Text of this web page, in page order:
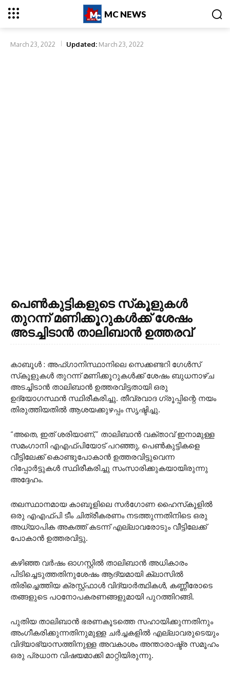
MC NEWS
March 23, 2022 Updated: March 23, 2022
പെൺകുട്ടികളുടെ സ്‌കൂളുകൾ
തുറന്ന് മണിക്കൂറുകൾക്ക് ശേഷം
അടച്ചിടാൻ താലിബാൻ ഉത്തരവ്
കാബൂൾ : അഫ്ഗാനിസ്ഥാനിലെ സെക്കണ്ടറി ഗേൾസ്
സ്‌കൂളുകൾ തുറന്ന് മണിക്കൂറുകൾക്ക് ശേഷം ബുധനാഴ്ച
അടച്ചിടാൻ താലിബാൻ ഉത്തരവിട്ടതായി ഒരു
ഉദ്യോഗസ്ഥൻ സ്ഥിരീകരിച്ചു. തീവ്രവാദ ഗ്രൂപ്പിന്റെ നയം
തിരുത്തിയതിൽ ആശയക്കുഴപ്പം സൃഷ്ടിച്ചു.
“അതെ, ഇത് ശരിയാണ്,” താലിബാൻ വക്താവ് ഇനാമുള്ള
സമംഗാനി എഎഫ്‌പിയോട് പറഞ്ഞു, പെൺകുട്ടികളെ
വീട്ടിലേക്ക് കൊണ്ടുപോകാൻ ഉത്തരവിട്ടുവെന്ന
റിപ്പോർട്ടുകൾ സ്ഥിരീകരിച്ചു സംസാരിക്കുകയായിരുന്നു
അദ്ദേഹം.
തലസ്ഥാനമായ കാബൂളിലെ സർഗോണ ഹൈസ്‌കൂളിൽ
ഒരു എഎഫ്‌പി ടീം ചിത്രീകരണം നടത്തുന്നതിനിടെ ഒരു
അധ്യാപിക അകത്ത് കടന്ന് എല്ലാവരോടും വീട്ടിലേക്ക്
പോകാൻ ഉത്തരവിട്ടു.
കഴിഞ്ഞ വർഷം ഓഗസ്റ്റിൽ താലിബാൻ അധികാരം
പിടിച്ചെടുത്തതിനുശേഷം ആദ്യമായി ക്ലാസിൽ
തിരിച്ചെത്തിയ ക്രസ്റ്റ്ഫാൾ വിദ്യാർത്ഥികൾ, കണ്ണീരോടെ
തങ്ങളുടെ പഠനോപകരണങ്ങളുമായി പുറത്തിറങ്ങി.
പുതിയ താലിബാൻ ഭരണകൂടത്തെ സഹായിക്കുന്നതിനും
അംഗീകരിക്കുന്നതിനുമുള്ള ചർച്ചകളിൽ എല്ലാവരുടെയും
വിദ്യാഭ്യാസത്തിനുള്ള അവകാശം അന്താരാഷ്ട്ര സമൂഹം
ഒരു പ്രധാന വിഷയമാക്കി മാറ്റിയിരുന്നു.